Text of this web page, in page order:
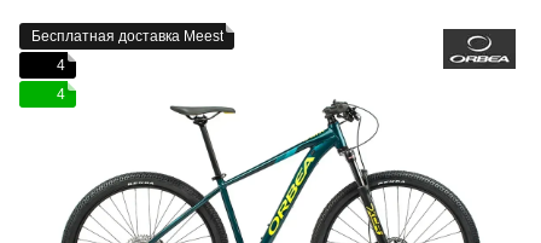
Бесплатная доставка Meest
4
4